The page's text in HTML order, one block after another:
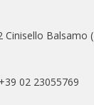
Cinisello Balsamo
02 23055769